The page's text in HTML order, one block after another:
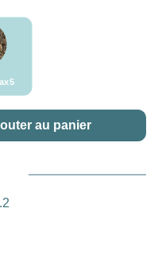
Max5###LensCoat
la quantité
au panier